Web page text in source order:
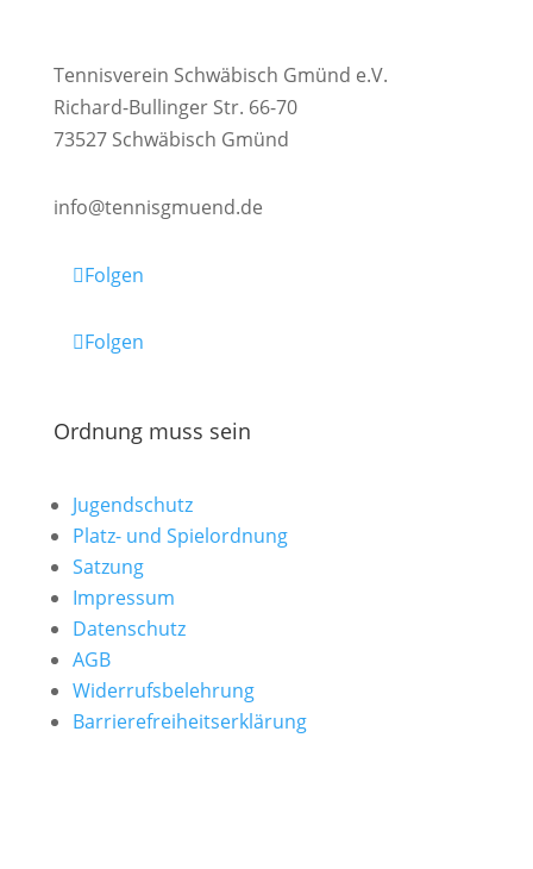
Tennisverein Schwäbisch Gmünd e.V.
Richard-Bullinger Str. 66-70
73527 Schwäbisch Gmünd
info@tennisgmuend.de
Folgen
Folgen
Ordnung muss sein
Jugendschutz
Platz- und Spielordnung
Satzung
Impressum
Datenschutz
AGB
Widerrufsbelehrung
Barrierefreiheitserklärung